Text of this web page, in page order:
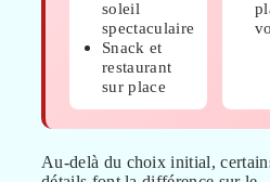
soleil
spectaculaire
Snack et
restaurant
sur place
Au-delà du choix initial,